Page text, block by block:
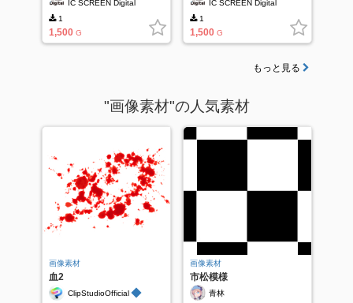
IC SCREEN Digital
1
1,500 G
IC SCREEN Digital
1
1,500 G
もっと見る
"画像素材"の人気素材
画像素材
血2
ClipStudioOfficial ◆
画像素材
市松模様
青林